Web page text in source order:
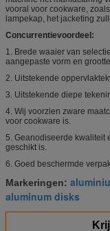
vooral voor cookware,
lampekap, het jacketing
Concurrentievoordeel:
1. Brede waaier van
aangepaste vorm en
2. Uitstekende
3. Uitstekende diepe
4. Wij voorzien zware
voor cookware is.
5. Geanodiseerde kwaliteit
geschikt is.
6. Goed beschermde
Markeringen:
aluminum disks